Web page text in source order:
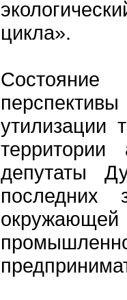
цикла».
утилизации
территории
депутаты
последних
окружающей